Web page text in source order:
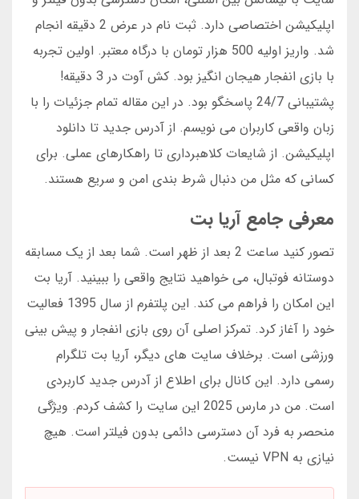
اپلیکیشن اختصاصی دارد. ثبت نام در عرض 2 دقیقه انجام
شد. واریز اولیه 500 هزار تومان با درگاه معتبر. اولین تجربه
با بازی انفجار هیجان انگیز بود. کش آوت در 3 دقیقه!
پشتیبانی 24/7 پاسخگو بود. در این مقاله تمام جزئیات را با
زبان واقعی کاربران می نویسم. از آدرس جدید تا دانلود
اپلیکیشن. از شایعات کلاهبرداری تا راهکارهای عملی. برای
کسانی که مثل من دنبال شرط بندی امن و سریع هستند.
معرفی جامع آریا بت
تصور کنید ساعت 2 بعد از ظهر است. شما بعد از یک مسابقه
دوستانه فوتبال، می خواهید نتایج واقعی را ببینید. آریا بت
این امکان را فراهم می کند. این پلتفرم از سال 1395 فعالیت
خود را آغاز کرد. تمرکز اصلی آن روی بازی انفجار و پیش بینی
ورزشی است. برخلاف سایت های دیگر، آریا بت تلگرام
رسمی دارد. این کانال برای اطلاع از آدرس جدید کاربردی
است. من در مارس 2025 این سایت را کشف کردم. ویژگی
منحصر به فرد آن دسترسی دائمی بدون فیلتر است. هیچ
نیازی به VPN نیست.